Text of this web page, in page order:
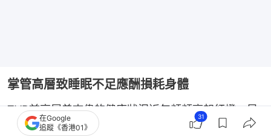
掌管高層致睡眠不足應酬損耗身體
TVB前高層曾志偉的健康狀況近年頻頻亮起紅燈，早
前他在《一周星星》接受好友黎芷珊訪問時，就無奈
在Google
追蹤《香港01》
31